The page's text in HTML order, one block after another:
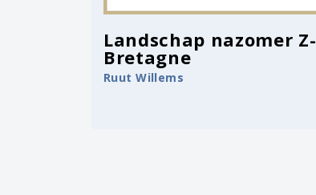
Landschap nazomer Z-
Bretagne
Ruut Willems